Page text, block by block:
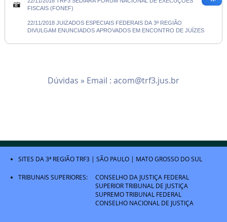
FISCAIS (FONEF)
22/11/2018 JUIZADOS ESPECIAIS FEDERAIS DA 3ª REGIÃO
DIVULGAM ENUNCIADOS APROVADOS EM ENCONTRO DE JUÍZES
Dúvidas » Email : acom@trf3.jus.br
SITES DA 3ª REGIÃOTRF3 | SÃO PAULO | MATO GROSSO DO SUL
TRIBUNAIS SUPERIORES:
CONSELHO DA JUSTIÇA FEDERAL
SUPERIOR TRIBUNAL DE JUSTIÇA
SUPREMO TRIBUNAL FEDERAL
CONSELHO NACIONAL DE JUSTIÇA